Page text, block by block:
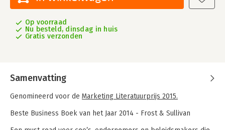
Op voorraad
Nu besteld, dinsdag in huis
Gratis verzonden
Samenvatting
Genomineerd voor de Marketing Literatuurprijs 2015.
Beste Business Boek van het Jaar 2014 - Frost & Sullivan